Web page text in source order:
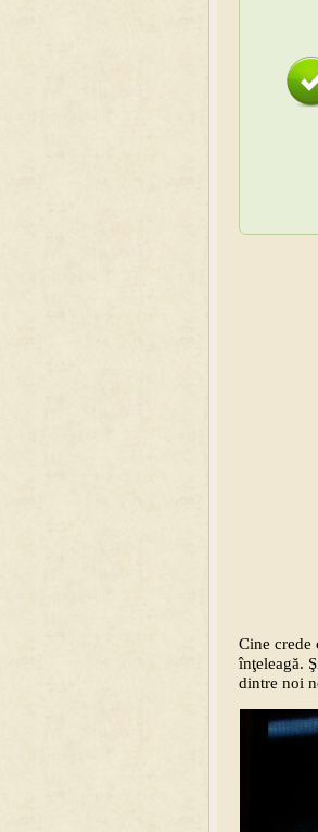
Cine crede
înţeleagă.
dintre noi